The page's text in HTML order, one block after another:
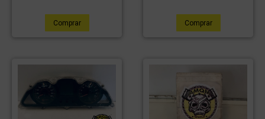
Comprar Comprar